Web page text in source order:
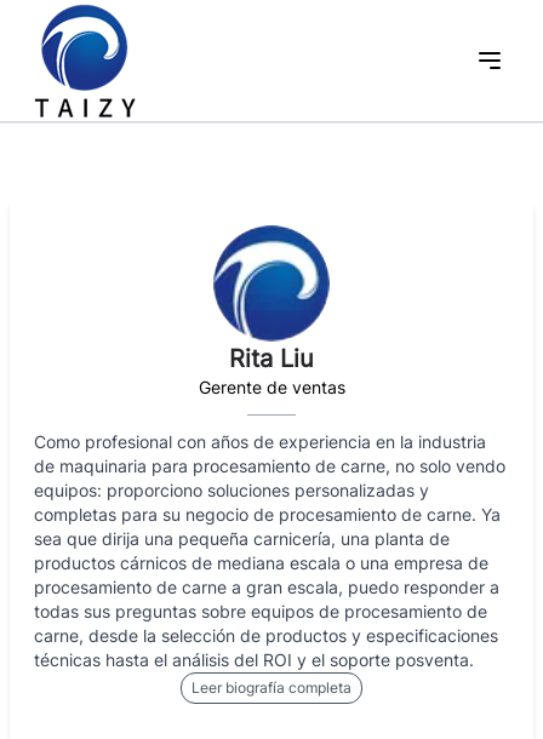
Rita Liu
Gerente de ventas
Como profesional con años de experiencia en la industria
de maquinaria para procesamiento de carne, no solo vendo
equipos: proporciono soluciones personalizadas y
completas para su negocio de procesamiento de carne. Ya
sea que dirija una pequeña carnicería, una planta de
productos cárnicos de mediana escala o una empresa de
procesamiento de carne a gran escala, puedo responder a
todas sus preguntas sobre equipos de procesamiento de
carne, desde la selección de productos y especificaciones
técnicas hasta el análisis del ROI y el soporte posventa.
Leer biografía completa